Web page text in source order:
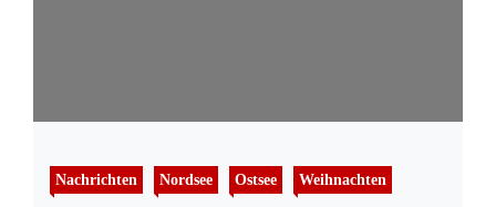
Nachrichten Nordsee Ostsee Weihnachten